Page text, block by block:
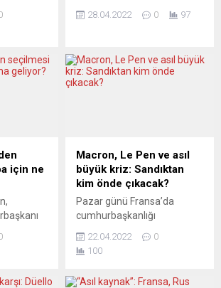
Jean-
Marine
58’ini
derin
LE
Fransa seçimlerinin
2017’de “aşırı sağın gücünü
sıfırlamak” için iktidara
sıfırlanmadı. Irkçı partinin
oyları, tarihinde görülmedik
bir rakama ulaştı.”
Cumhurbaşkanlığı seçimi
ikinci turu 24 Nisan’da...
28.04.2022 0 97
için ne
oy
Macron, Le Pen ve asıl
büyük kriz: Sandıktan
kim önde çıkacak?
Pazar günü Fransa’da
cumhurbaşkanlığı
oylaması yapılacak. Son
anketlere göre görevdeki
22.04.2022
0
100